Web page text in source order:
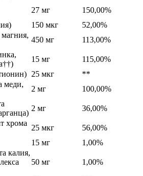
27 мг
150,00%
150 мкг
52,00%
450 мг
113,00%
15 мг
115,00%
25 мкг
**
меди,
2 мг
100,00%
2 мг
36,00%
хрома
25 мкг
56,00%
15 мг
1,00%
калия,
50 мг 1,00%